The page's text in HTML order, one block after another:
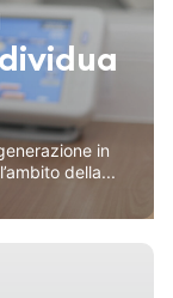
in
della...